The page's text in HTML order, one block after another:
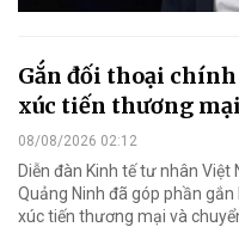
Gắn đối thoại
xúc tiến thương mại
08/08/2026 02:12
Diễn đàn Kinh tế tư nhân
Quảng Ninh đã góp phần
xúc tiến thương mại và